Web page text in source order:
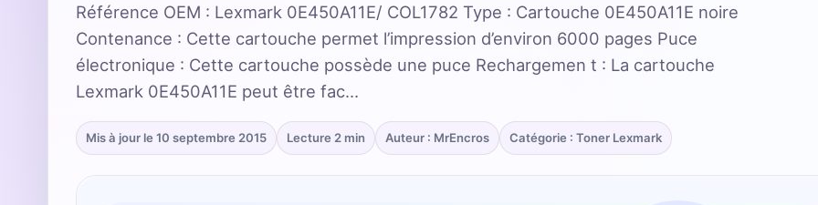
Référence OEM : Lexmark 0E450A11E/ COL1782 Type : Cartouche 0E450A11E noire
Contenance : Cette cartouche permet l’impression d’environ 6000 pages Puce
électronique : Cette cartouche possède une puce Rechargemen t : La cartouche
Lexmark 0E450A11E peut être fac…
Mis à jour le 10 septembre 2015 Lecture 2 min Auteur : MrEncros Catégorie : Toner Lexmark